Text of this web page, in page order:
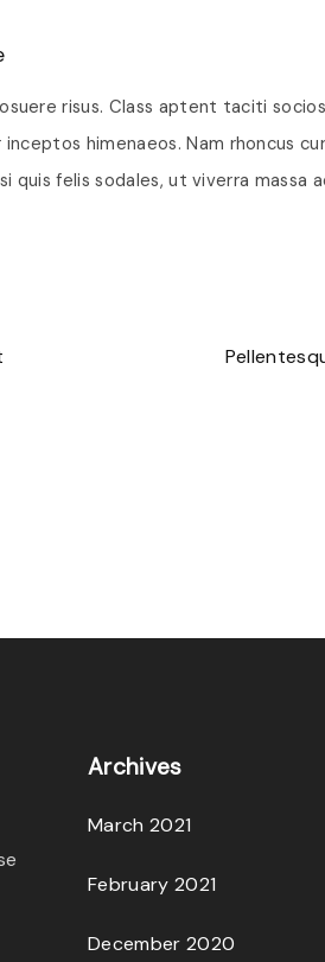
risus. Class aptent taciti
himenaeos. Nam rhoncus
quis felis sodales, ut viverra massa
Archives
March 2021
February 2021
December 2020